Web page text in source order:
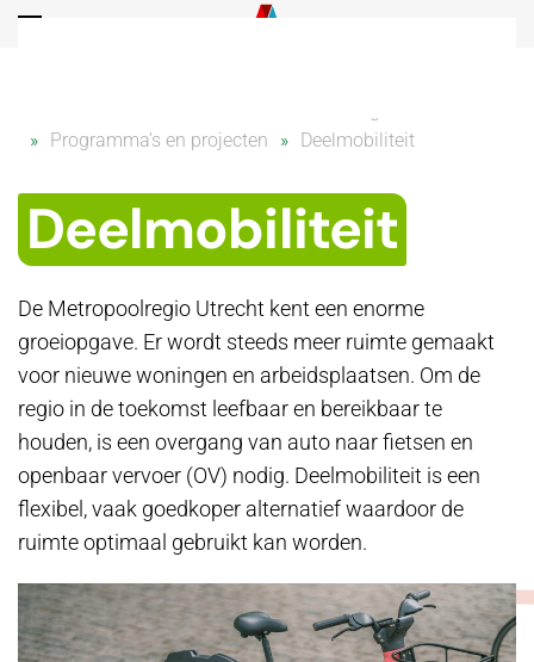
Programma’s en projecten
Deelmobiliteit
Deelmobiliteit
De Metropoolregio Utrecht kent een enorme
groeiopgave. Er wordt steeds meer ruimte gemaakt
voor nieuwe woningen en arbeidsplaatsen. Om de
regio in de toekomst leefbaar en bereikbaar te
houden, is een overgang van auto naar fietsen en
openbaar vervoer (OV) nodig. Deelmobiliteit is een
flexibel, vaak goedkoper alternatief waardoor de
ruimte optimaal gebruikt kan worden.